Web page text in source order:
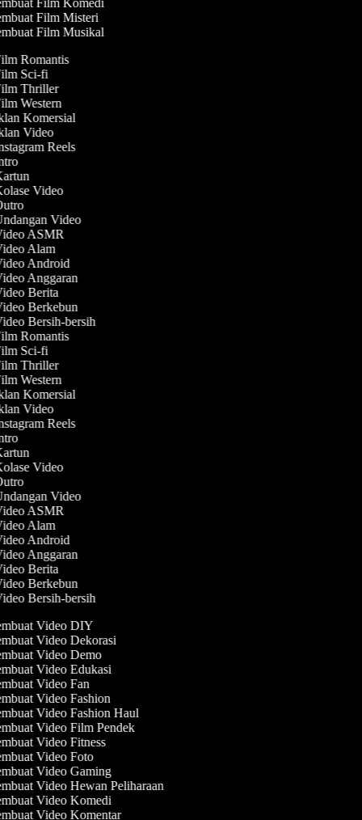
Film Komedi
Film Misteri
Film Musikal
Romantis
Sci-fi
Thriller
Western
Komersial
Video
Reels
Video
Video
ASMR
Alam
Android
Anggaran
Berita
Berkebun
Bersih-bersih
Romantis
Sci-fi
Thriller
Western
Komersial
Video
Reels
Video
Video
ASMR
Alam
Android
Anggaran
Berita
Berkebun
Bersih-bersih
Video DIY
Video Dekorasi
Video Demo
Video Edukasi
Video Fan
Video Fashion
Video Fashion Haul
Video Film Pendek
Video Fitness
Video Foto
Video Gaming
Video Hewan Peliharaan
Video Komedi
Video Komentar